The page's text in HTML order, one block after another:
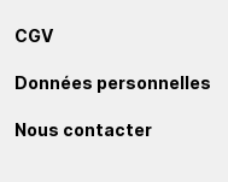
CGV
Données personnelles
Nous contacter